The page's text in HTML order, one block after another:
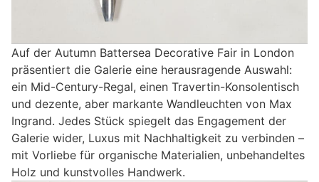
Auf der Autumn Battersea Decorative Fair in London
präsentiert die Galerie eine herausragende Auswahl:
ein Mid-Century-Regal, einen Travertin-Konsolentisch
und dezente, aber markante Wandleuchten von Max
Ingrand. Jedes Stück spiegelt das Engagement der
Galerie wider, Luxus mit Nachhaltigkeit zu verbinden –
mit Vorliebe für organische Materialien, unbehandeltes
Holz und kunstvolles Handwerk.